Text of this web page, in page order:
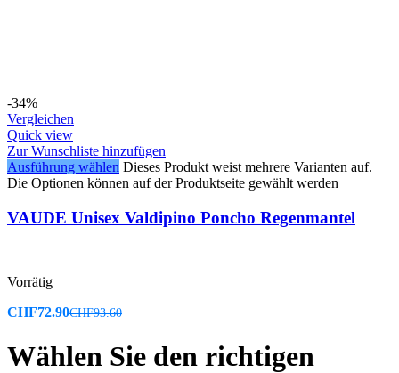
-34%
Vergleichen
Quick view
Zur Wunschliste hinzufügen
Ausführung wählen Dieses Produkt weist mehrere Varianten auf.
Die Optionen können auf der Produktseite gewählt werden
VAUDE Unisex Valdipino Poncho Regenmantel
Vorrätig
CHF72.90CHF93.60
Wählen Sie den richtigen